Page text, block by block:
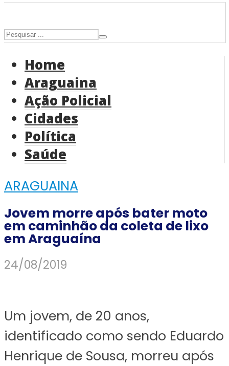
Home
Araguaina
Ação Policial
Cidades
Política
Saúde
ARAGUAINA
Jovem morre após bater moto
em caminhão da coleta de lixo
em Araguaína
24/08/2019
Um jovem, de 20 anos,
identificado como sendo Eduardo
Henrique de Sousa, morreu após